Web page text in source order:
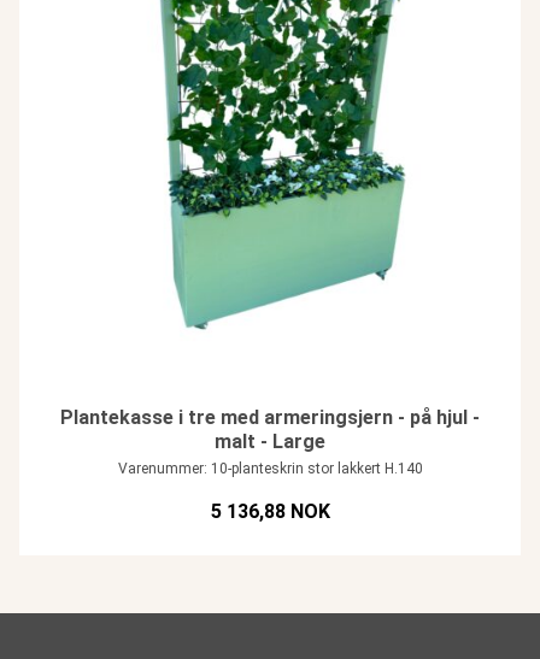
Plantekasse i tre med armeringsjern - på hjul -
malt - Large
Varenummer: 10-planteskrin stor lakkert H.140
5 136,88 NOK